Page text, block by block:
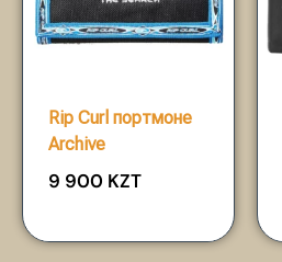
Rip Curl портмоне
Archive
9 900 KZT